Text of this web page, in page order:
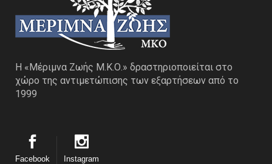
Η «Μέριμνα Ζωής Μ.Κ.Ο.» δραστηριοποιείται στο
χώρο της αντιμετώπισης των εξαρτήσεων από το
1999
Facebook Instagram